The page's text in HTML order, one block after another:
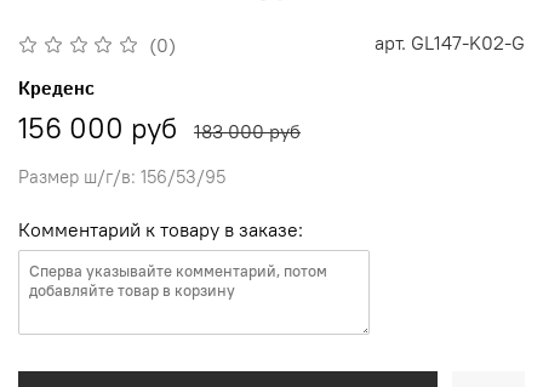
(0) арт. GL147-K02-G
Креденс
156 000 руб 183 000 руб
Размер ш/г/в: 156/53/95
Комментарий к товару в заказе: